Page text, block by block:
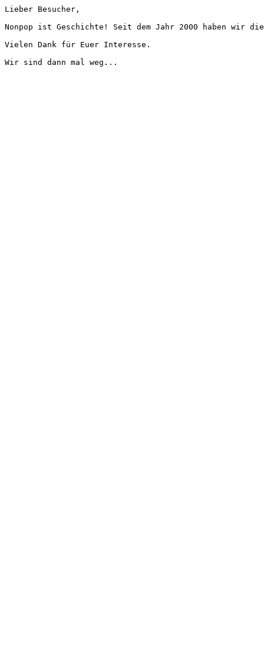
Lieber Besucher,
Nonpop ist Geschichte! Seit dem Jahr 2000 haben wir
Vielen Dank für Euer Interesse.
Wir sind dann mal weg...